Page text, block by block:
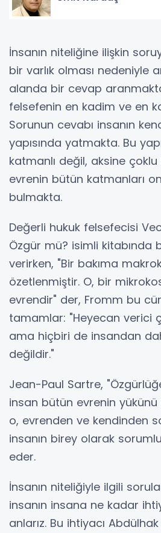
İnsanın niteliğine ilişkin
bir varlık olması nedeniyle
alanda bir cevap
felsefenin en kadim ve en
Sorunun cevabı insanın
yapısında yatmakta. Bu
katmanlı değil, aksine
evrenin bütün katmanları
bulmakta.
Değerli hukuk felsefecisi
Özgür mü? isimli kitabında
verirken, "Bir bakıma
özetlenmiştir. O, bir
evrendir" der, Fromm bu
tamamlar: "Heyecan verici
ama hiçbiri de insandan
değildir."
Jean-Paul Sartre,
insan bütün evrenin yükünü
o, evrenden ve kendinden
insanın birey olarak
eder.
İnsanın niteliğiyle ilgili
insanın insana ne kadar
anlarız. Bu ihtiyacı